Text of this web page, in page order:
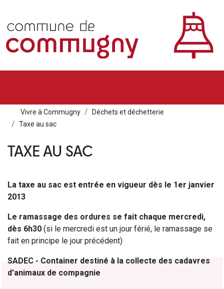
Vivre à Commugny
Déchets et déchetterie
Taxe au sac
TAXE AU SAC
La taxe au sac est entrée en vigueur dès le 1er janvier
2013
Le ramassage des ordures se fait chaque mercredi,
dès 6h30 (si le mercredi est un jour férié, le ramassage se
fait en principe le jour précédent)
SADEC - Container destiné à la collecte des cadavres
d'animaux de compagnie